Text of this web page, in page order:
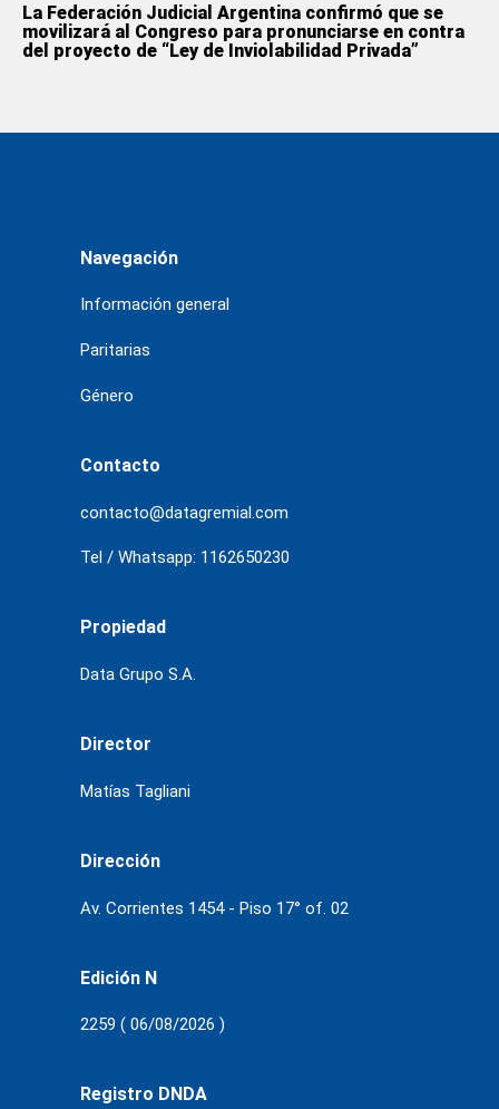
La Federación Judicial Argentina confirmó que se
movilizará al Congreso para pronunciarse en contra
del proyecto de “Ley de Inviolabilidad Privada”
Navegación
Información general
Paritarias
Género
Contacto
contacto@datagremial.com
Tel / Whatsapp: 1162650230
Propiedad
Data Grupo S.A.
Director
Matías Tagliani
Dirección
Av. Corrientes 1454 - Piso 17° of. 02
Edición N
2259 ( 06/08/2026 )
Registro DNDA